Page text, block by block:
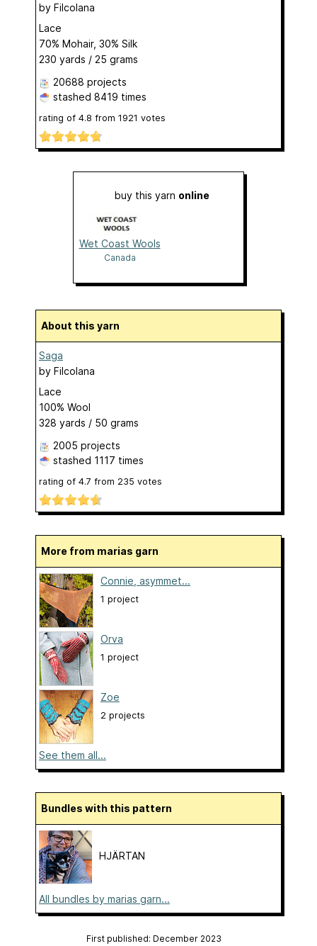
by Filcolana
Lace
70% Mohair, 30% Silk
230 yards / 25 grams
20688 projects
stashed 8419 times
rating of 4.8 from 1921 votes
buy this yarn online
Wet Coast Wools
Canada
About this yarn
Saga
by Filcolana
Lace
100% Wool
328 yards / 50 grams
2005 projects
stashed 1117 times
rating of 4.7 from 235 votes
More from marias garn
Connie, asymmet...
1 project
Orva
1 project
Zoe
2 projects
See them all...
Bundles with this pattern
HJÄRTAN
All bundles by marias garn...
First published: December 2023